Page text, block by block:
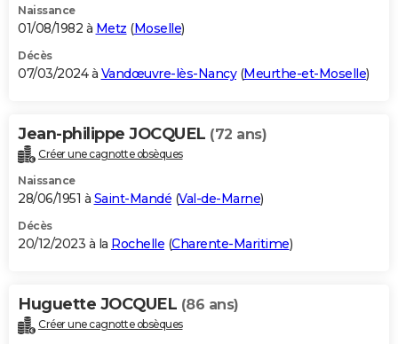
Naissance
01/08/1982 à Metz (Moselle)
Décès
07/03/2024 à Vandœuvre-lès-Nancy(Meurthe-et-Moselle)
Jean-philippe JOCQUEL (72 ans)
Créer une cagnotte obsèques
Naissance
28/06/1951 à Saint-Mandé (Val-de-Marne)
Décès
20/12/2023 à la Rochelle (Charente-Maritime)
Huguette JOCQUEL (86 ans)
Créer une cagnotte obsèques